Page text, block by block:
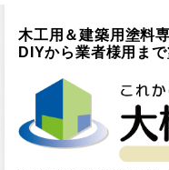
木工用＆建築用塗料
DIYから業者様用ま